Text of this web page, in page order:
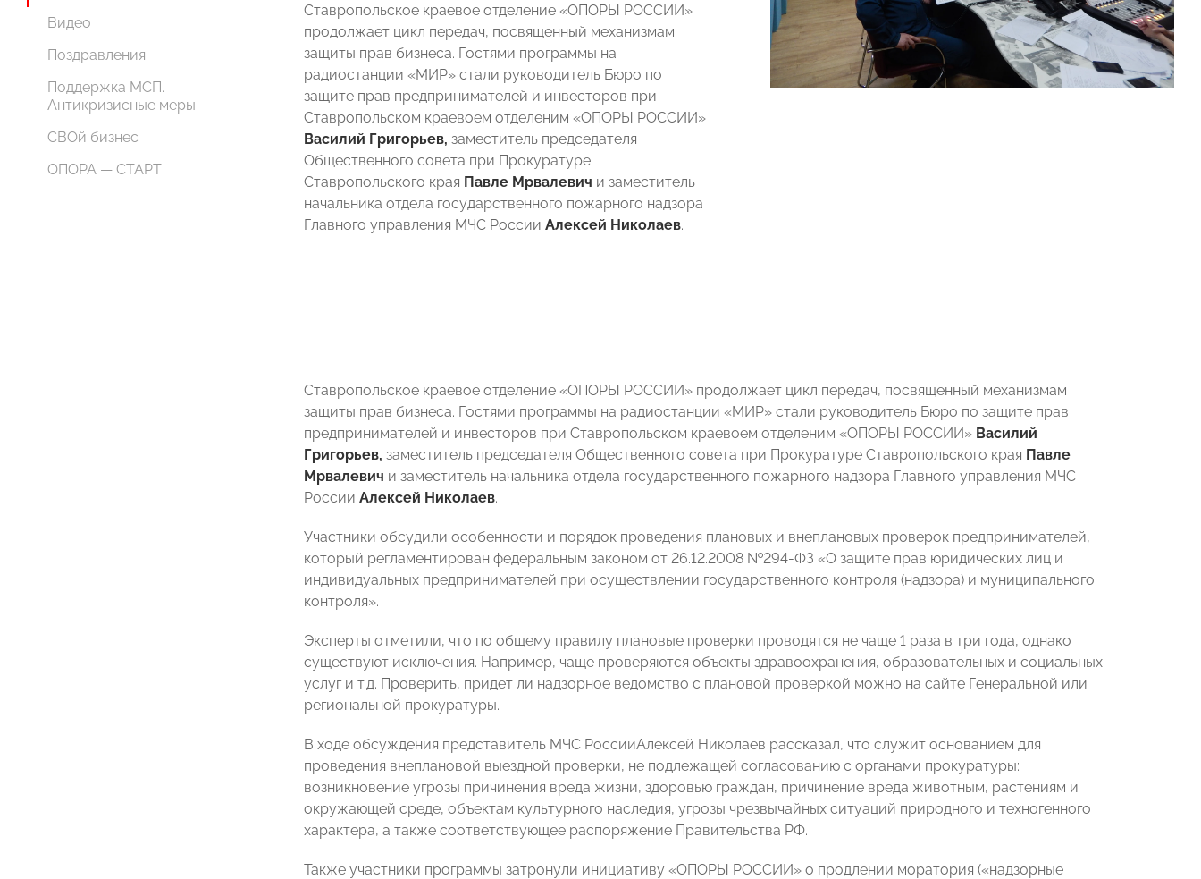
Видео
Поздравления
Поддержка МСП.
Антикризисные меры
СВОй бизнес
ОПОРА — СТАРТ
Ставропольское краевое отделение «ОПОРЫ РОССИИ»
продолжает цикл передач, посвященный механизмам
защиты прав бизнеса. Гостями программы на
радиостанции «МИР» стали руководитель Бюро по
защите прав предпринимателей и инвесторов при
Ставропольском краевоем отделеним «ОПОРЫ РОССИИ»
Василий Григорьев, заместитель председателя
Общественного совета при Прокуратуре
Ставропольского края Павле Мрвалевич и заместитель
начальника отдела государственного пожарного надзора
Главного управления МЧС России Алексей Николаев.
Ставропольское краевое отделение «ОПОРЫ РОССИИ» продолжает цикл передач, посвященный механизмам
защиты прав бизнеса. Гостями программы на радиостанции «МИР» стали руководитель Бюро по защите прав
предпринимателей и инвесторов при Ставропольском краевоем отделеним «ОПОРЫ РОССИИ» Василий
Григорьев, заместитель председателя Общественного совета при Прокуратуре Ставропольского края Павле
Мрвалевич и заместитель начальника отдела государственного пожарного надзора Главного управления МЧС
России Алексей Николаев.
Участники обсудили особенности и порядок проведения плановых и внеплановых проверок предпринимателей,
который регламентирован федеральным законом от 26.12.2008 №294-ФЗ «О защите прав юридических лиц и
индивидуальных предпринимателей при осуществлении государственного контроля (надзора) и муниципального
контроля».
Эксперты отметили, что по общему правилу плановые проверки проводятся не чаще 1 раза в три года, однако
существуют исключения. Например, чаще проверяются объекты здравоохранения, образовательных и социальных
услуг и т.д. Проверить, придет ли надзорное ведомство с плановой проверкой можно на сайте Генеральной или
региональной прокуратуры.
В ходе обсуждения представитель МЧС РоссииАлексей Николаев рассказал, что служит основанием для
проведения внеплановой выездной проверки, не подлежащей согласованию с органами прокуратуры:
возникновение угрозы причинения вреда жизни, здоровью граждан, причинение вреда животным, растениям и
окружающей среде, объектам культурного наследия, угрозы чрезвычайных ситуаций природного и техногенного
характера, а также соответствующее распоряжение Правительства РФ.
Также участники программы затронули инициативу «ОПОРЫ РОССИИ» о продлении моратория («надзорные